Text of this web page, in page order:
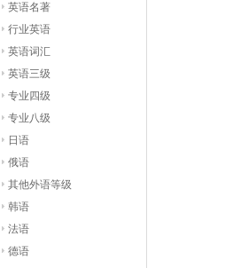
英语名著
行业英语
英语词汇
英语三级
专业四级
专业八级
日语
俄语
其他外语等级
韩语
法语
德语